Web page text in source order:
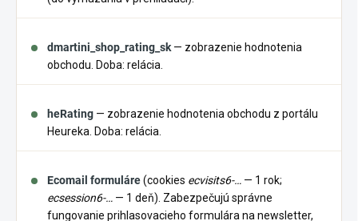
dmartini_shop_rating_sk — zobrazenie hodnotenia
obchodu. Doba: relácia.
heRating — zobrazenie hodnotenia obchodu z portálu
Heureka. Doba: relácia.
Ecomail formuláre(cookies ecvisits6-… — 1 rok;
ecsession6-… — 1 deň). Zabezpečujú správne
fungovanie prihlasovacieho formulára na newsletter,